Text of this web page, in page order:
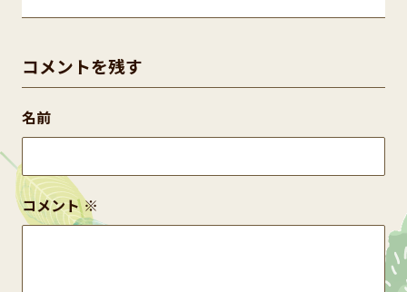
コメントを残す
コメント※
名前